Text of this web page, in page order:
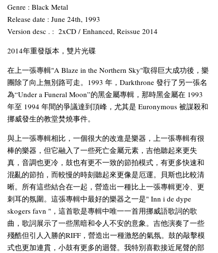
Genre : Black Metal
Release date : June 24th, 1993
Version desc . : 2xCD / Enhanced, Reissue 2014
2014年重發版本，雙片光碟
在上一張專輯"A Blaze in the Northern Sky"取得巨大成功後，樂
團除了向上無別路可走。1993 年，Darkthrone 發行了另一張名
為“Under a Funeral Moon”的黑金屬專輯，那時黑金屬在 1993
年至 1994 年間的爭議達到頂峰，尤其是 Euronymous 被謀殺和
挪威發生的教堂焚燒事件。
與上一張專輯相比，一個很大的改進是樂器，上一張專輯有很
棒的樂器，但它融入了一些死亡金屬元素，吉他聽起來更失
真，音調也更冷，鼓也有更不一致的節拍模式，有更多快速和
混亂的節拍，而較慢的時刻聽起來更像是厄運。貝斯也比較清
晰。所有這些結合在一起，營造出一種比上一張專輯更冷、更
刺耳的氛圍。這張專輯中最好的樂器之一是" Inn i de dype
skogers favn "，這首歌是專輯中唯一一首用挪威語歌詞的歌
曲，歌詞展示了一些黑暗和令人不安的意象。吉他演奏了一些
殘酷但引人入勝的RIFF，營造出一種激怒的氣氛。鼓的敲擊模
式也更加連貫，小鼓有更多的迴聲。我特別喜歡接近尾聲的部